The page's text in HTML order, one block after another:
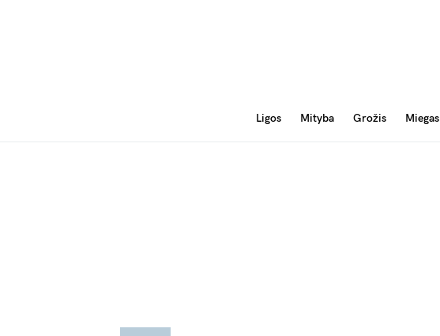
Ligos Mityba Grožis Miegas